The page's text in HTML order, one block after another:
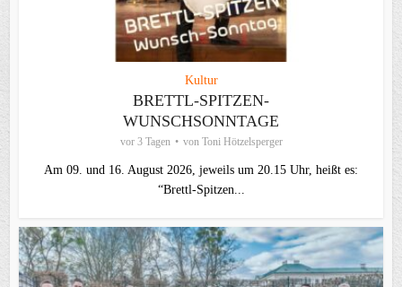
Kultur
BRETTL-SPITZEN-
WUNSCHSONNTAGE
vor 3 Tagen von Toni Hötzelsperger
Am 09. und 16. August 2026, jeweils um 20.15 Uhr, heißt es:
“Brettl-Spitzen...